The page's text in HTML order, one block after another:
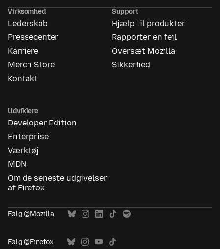
Virksomhed
Lederskab
Pressecenter
Karriere
Merch Store
Kontakt
Support
Hjælp til produkter
Rapporter en fejl
Oversæt Mozilla
Sikkerhed
Udviklere
Developer Edition
Enterprise
Værktøj
MDN
Om de seneste udgivelser
af Firefox
Følg @Mozilla
Følg @Firefox